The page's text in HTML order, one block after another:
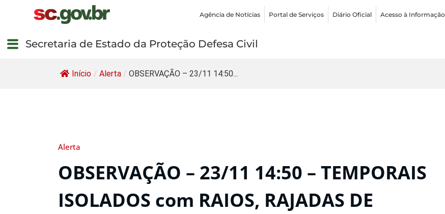
Agência de Notícias Portal de Serviços Diário Oficial Acesso à Informação
Secretaria de Estado da Proteção Defesa Civil
Início / Alerta / OBSERVAÇÃO – 23/11 14:50...
Alerta
OBSERVAÇÃO – 23/11 14:50 – TEMPORAIS
ISOLADOS com RAIOS, RAJADAS DE